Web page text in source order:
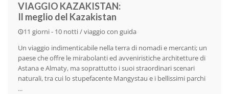
VIAGGIO KAZAKISTAN:
Il meglio del Kazakistan
11 giorni - 10 notti / viaggio con guida
Un viaggio indimenticabile nella terra di nomadi e mercanti; un
paese che offre le mirabolanti ed avveniristiche architetture di
Astana e Almaty, ma soprattutto i suoi straordinari scenari
naturali, tra cui lo stupefacente Mangystau e i bellissimi parchi
...